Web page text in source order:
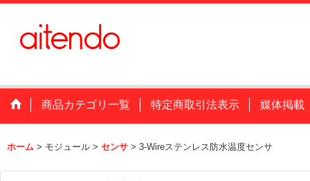
商品カテゴリ一覧 特定商取引法表示 媒体掲載
ホーム > モジュール > センサ > 3-Wireステンレス防水温度センサ